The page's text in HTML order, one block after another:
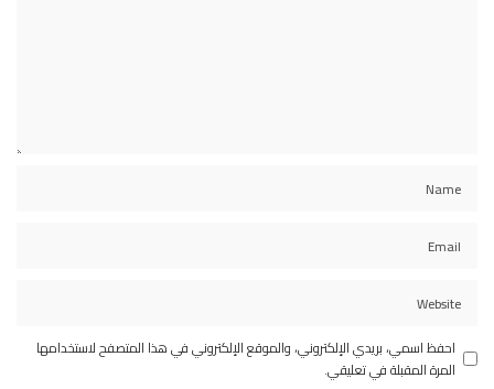
احفظ اسمي، بريدي الإلكتروني، والموقع الإلكتروني في هذا المتصفح لاستخدامها
المرة المقبلة في تعليقي.